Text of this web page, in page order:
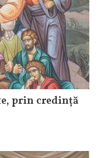
prin credință